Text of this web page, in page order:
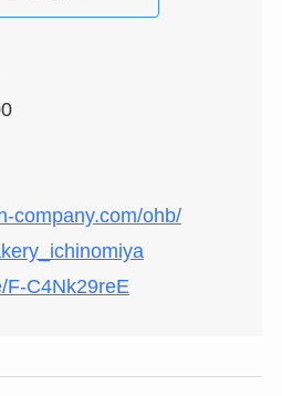
company.com/ohb/
F-C4Nk29reE